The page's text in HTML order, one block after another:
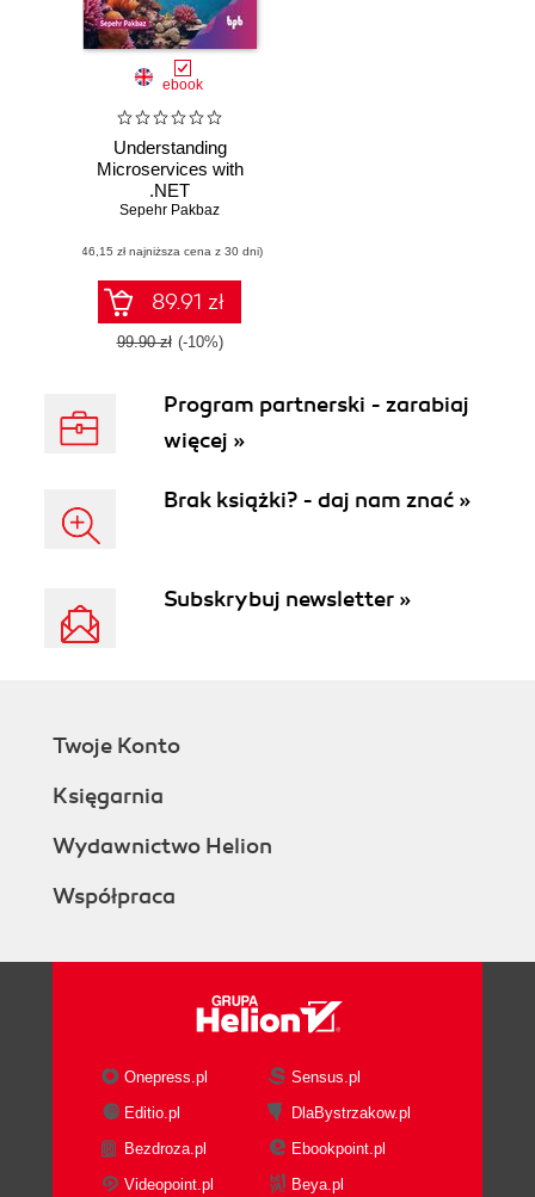
ebook
Understanding
Microservices with
.NET
Sepehr Pakbaz
(46,15 zł najniższa cena z 30 dni)
89.91 zł
99.90 zł (-10%)
Program partnerski - zarabiaj
więcej »
Brak książki? - daj nam znać »
Subskrybuj newsletter »
Twoje Konto
Księgarnia
Wydawnictwo Helion
Współpraca
Onepress.pl
Sensus.pl
Editio.pl
DlaBystrzakow.pl
Bezdroza.pl
Ebookpoint.pl
Videopoint.pl
Beya.pl